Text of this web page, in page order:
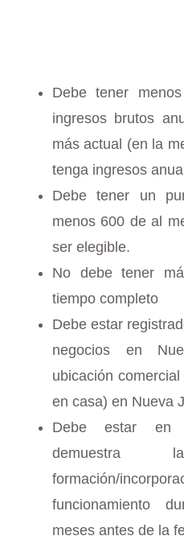
Debe tener
ingresos brutos
más actual (en la
tenga ingresos
Debe tener un
menos 600 de al
ser elegible.
No debe tener
tiempo completo
Debe estar
negocios en
ubicación
en casa) en Nueva
Debe estar en
formación/
funcionamiento
meses antes de la